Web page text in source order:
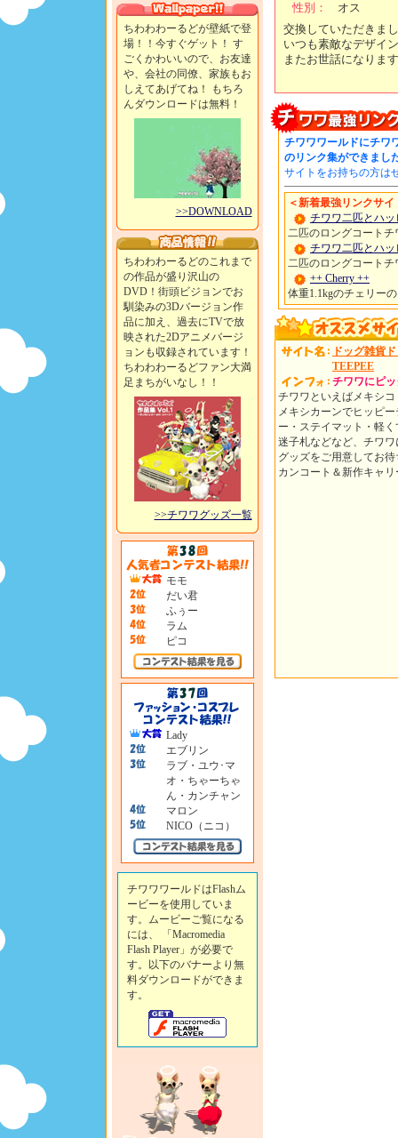
ちわわわーるどが壁紙で登
場！！今すぐゲット！ す
ごくかわいいので、お友達
や、会社の同僚、家族もお
しえてあげてね！ もちろ
んダウンロードは無料！
>>DOWNLOAD
ちわわわーるどのこれまで
の作品が盛り沢山の
DVD！街頭ビジョンでお
馴染みの3Dバージョン作
品に加え、過去にTVで放
映された2Dアニメバージ
ョンも収録されています！
ちわわわーるどファン大満
足まちがいなし！！
>>チワワグッズ一覧
モモ
だい君
ふぅー
ラム
ピコ
Lady
エブリン
ラブ・ユウ･マ
オ・ちゃーちゃ
ん・カンチャン
マロン
NICO（ニコ）
チワワワールドはFlashム
ービーを使用していま
す。ムービーご覧になる
には、 「Macromedia
Flash Player」が必要で
す。以下のバナーより無
料ダウンロードができま
す。
性別：
オス
交換していただきま
いつも素敵なデザイ
またお世話になりま
チワワワールドにチワ
のリンク集ができまし
サイトをお持ちの方は
＜新着最強リンクサ
チワワ二匹とハ
二匹のロングコート
チワワ二匹とハ
二匹のロングコート
++ Cherry ++
体重1.1kgのチェリー
ドッグ雑貨
TEEPEE
チワワにピ
チワワといえばメキシコ
メキシカーンでヒッピ
ー・ステイマット・軽
迷子札などなど、チワ
グッズをご用意してお
カンコート＆新作キャ